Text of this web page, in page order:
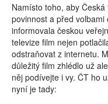
Namísto toho, aby
povinnost a před
informovala českou
televize film nejen
odstraňovat z internetu.
důležitý film zhlédlo už
něj podívejte i vy. ČT ho
nyní je tady: